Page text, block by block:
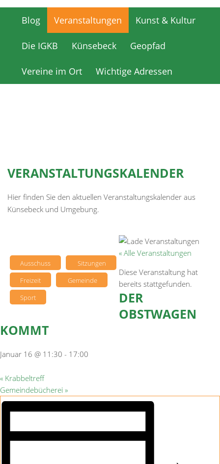
Blog Veranstaltungen Kunst & Kultur
Die IGKB Künsebeck Geopfad
Vereine im Ort Wichtige Adressen
VERANSTALTUNGSKALENDER
Hier finden Sie den aktuellen Veranstaltungskalender aus
Künsebeck und Umgebung.
Ausschuss
Sitzungen
Freizeit
Gemeinde
Sport
« Alle Veranstaltungen
Diese Veranstaltung hat
bereits stattgefunden.
DER
OBSTWAGEN
KOMMT
Januar 16 @ 11:30 - 17:00
« Krabbeltreff
Gemeindebücherei »